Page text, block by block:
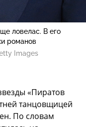
ловелас. В его
романов
Images
«Пиратов
танцовщицей
По словам